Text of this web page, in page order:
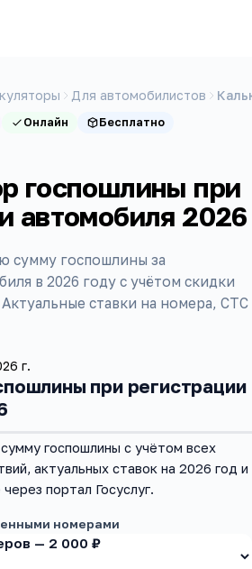
Для автомобилистов
Онлайн
Бесплатно
госпошлины при
автомобиля 2026
сумму госпошлины за
в 2026 году с учётом скидки
Актуальные ставки на номера, СТС
г.
при регистрации
госпошлины с учётом всех
актуальных ставок на 2026 год и
портал Госуслуг.
номерами